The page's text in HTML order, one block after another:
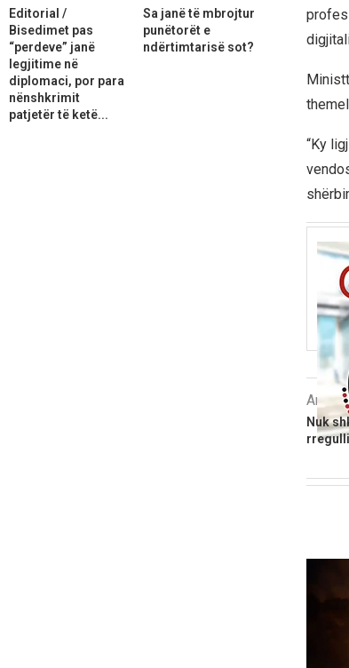
“Ky
Nuk
Editorial /
Bisedimet pas
“perdeve” janë
legjitime në
diplomaci, por para
nënshkrimit
patjetër të ketë...
Sa janë të mbrojtur
punëtorët e
ndërtimtarisë sot?